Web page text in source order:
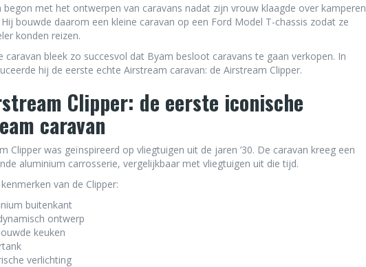
begon met het ontwerpen van caravans nadat zijn vrouw klaagde over kamperen
bouwde daarom een kleine caravan op een Ford Model T-chassis zodat ze
konden reizen.
caravan bleek zo succesvol dat Byam besloot caravans te gaan verkopen. In
hij de eerste echte Airstream caravan: de Airstream Clipper.
Clipper: de eerste iconische
caravan
Clipper was geïnspireerd op vliegtuigen uit de jaren ’30. De caravan kreeg een
aluminium carrosserie, vergelijkbaar met vliegtuigen uit die tijd.
van de Clipper:
buitenkant
ontwerp
keuken
verlichting